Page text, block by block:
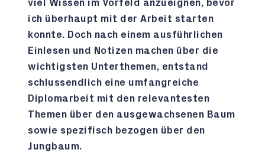
viel Wissen im Vorfeld anzueignen, bevor
ich überhaupt mit der Arbeit starten
konnte. Doch nach einem ausführlichen
Einlesen und Notizen machen über die
wichtigsten Unterthemen, entstand
schlussendlich eine umfangreiche
Diplomarbeit mit den relevantesten
Themen über den ausgewachsenen Baum
sowie spezifisch bezogen über den
Jungbaum.